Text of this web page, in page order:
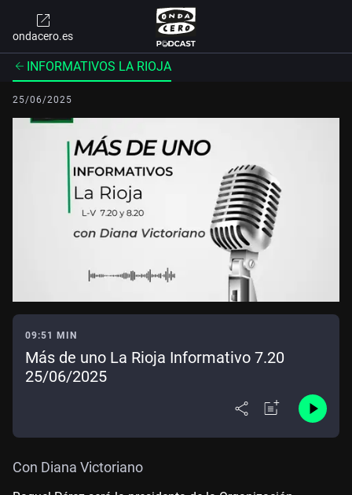
ondacero.es
INFORMATIVOS LA RIOJA
25/06/2025
09:51 MIN
Más de uno La Rioja Informativo 7.20
25/06/2025
Con Diana Victoriano